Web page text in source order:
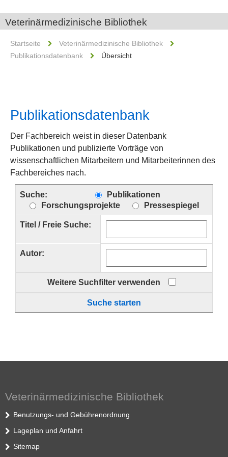
Veterinärmedizinische Bibliothek
Startseite
Veterinärmedizinische Bibliothek
Publikationsdatenbank
Übersicht
Publikationsdatenbank
Der Fachbereich weist in dieser Datenbank
Publikationen und publizierte Vorträge von
wissenschaftlichen Mitarbeitern und Mitarbeiterinnen des
Fachbereiches nach.
Suche:
Publikationen
Forschungsprojekte
Pressespiegel
Titel / Freie Suche:
Autor:
Weitere Suchfilter verwenden
Suche starten
Veterinärmedizinische Bibliothek
Benutzungs- und Gebührenordnung
Lageplan und Anfahrt
Sitemap